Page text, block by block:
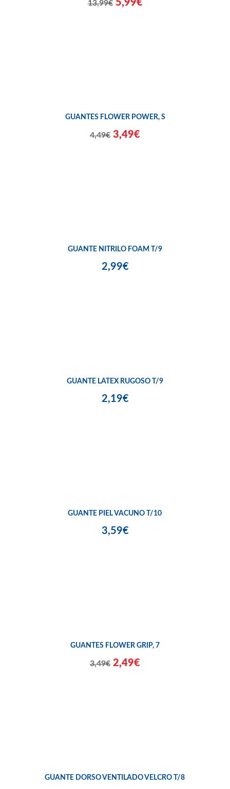
13,99€ 5,99€
GUANTES FLOWER POWER, S
4,49€ 3,49€
GUANTE NITRILO FOAM T/9
2,99€
GUANTE LATEX RUGOSO T/9
2,19€
GUANTE PIEL VACUNO T/10
3,59€
GUANTES FLOWER GRIP, 7
3,49€ 2,49€
GUANTE DORSO VENTILADO VELCRO T/8